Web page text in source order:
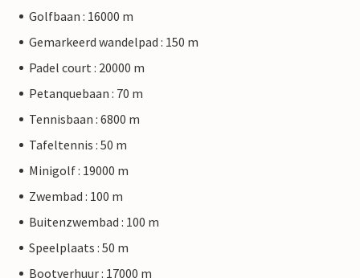
Golfbaan : 16000 m
Gemarkeerd wandelpad : 150 m
Padel court : 20000 m
Petanquebaan : 70 m
Tennisbaan : 6800 m
Tafeltennis : 50 m
Minigolf : 19000 m
Zwembad : 100 m
Buitenzwembad : 100 m
Speelplaats : 50 m
Bootverhuur : 17000 m